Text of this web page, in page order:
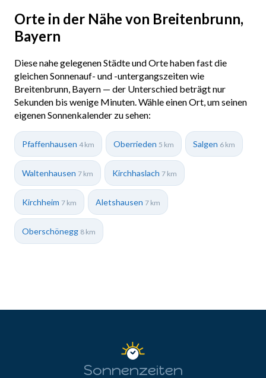
Orte in der Nähe von Breitenbrunn,
Bayern
Diese nahe gelegenen Städte und Orte haben fast die
gleichen Sonnenauf- und -untergangszeiten wie
Breitenbrunn, Bayern — der Unterschied beträgt nur
Sekunden bis wenige Minuten. Wähle einen Ort, um seinen
eigenen Sonnenkalender zu sehen:
Pfaffenhausen 4 km Oberrieden 5 km Salgen 6 km
Waltenhausen 7 km Kirchhaslach 7 km
Kirchheim 7 km Aletshausen 7 km
Oberschönegg 8 km
Sonnenzeiten